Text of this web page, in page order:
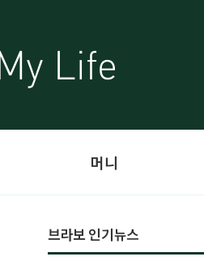
머니
브라보 인기뉴스